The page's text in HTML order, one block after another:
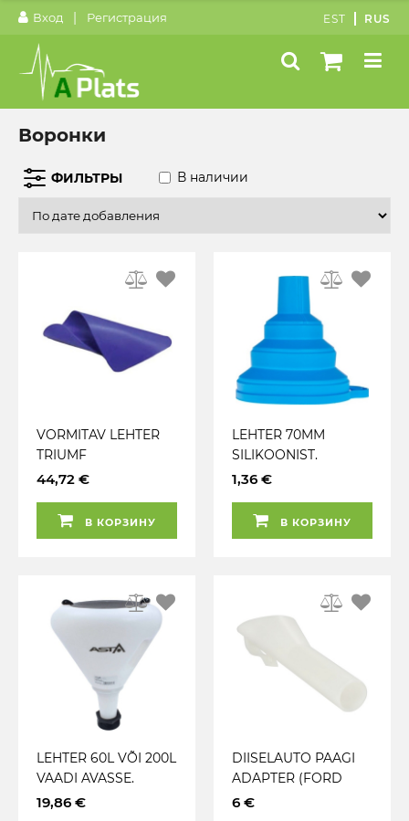
Вход | Регистрация EST RUS
Воронки
ФИЛЬТРЫ В наличии
VORMITAV LEHTER
TRIUMF
44,72 €
В КОРЗИНУ
LEHTER 70MM
SILIKOONIST.
KOKKUVOLDITAV
1,36 €
В КОРЗИНУ
LEHTER 60L VÕI 200L
VAADI AVASSE.
FILTRIGA. KAANEGA
19,86 €
DIISELAUTO PAAGI
ADAPTER (FORD
EASY FUEL)
6 €